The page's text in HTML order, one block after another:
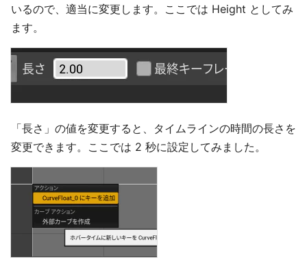
いるので、適当に変更します。ここでは Height としてみ
ます。
「長さ」の値を変更すると、タイムラインの時間の長さを
変更できます。ここでは 2 秒に設定してみました。